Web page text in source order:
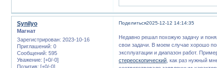
Поделиться2025-12-12 14:14:35
Synilyo
Магнат
Зарегистрирован: 2023-10-16
Приглашений: 0
Сообщений: 595
Уважение: [+0/-0]
Позитив: [+0/-0]
Недавно решал похожую задачу и
свои задачи. В моем случае хорошо
эксплуатации и диапазон работ.
стереоскопический , как раз нужный